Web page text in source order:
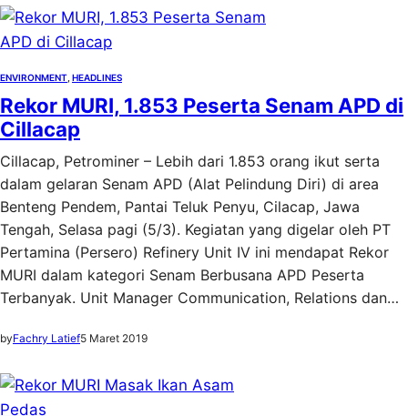
ENVIRONMENT HEADLINES
Rekor MURI, 1.853 Peserta Senam APD di
Cillacap
Cillacap, Petrominer – Lebih dari 1.853 orang ikut serta
dalam gelaran Senam APD (Alat Pelindung Diri) di area
Benteng Pendem, Pantai Teluk Penyu, Cilacap, Jawa
Tengah, Selasa pagi (5/3). Kegiatan yang digelar oleh PT
Pertamina (Persero) Refinery Unit IV ini mendapat Rekor
MURI dalam kategori Senam Berbusana APD Peserta
Terbanyak. Unit Manager Communication, Relations dan…
byFachry Latief5 Maret 2019